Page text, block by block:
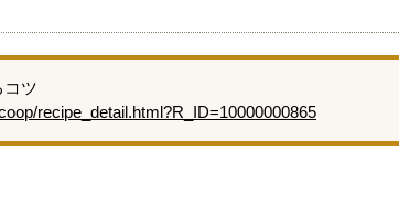
ツ
recipe_detail.html?R_ID=10000000865